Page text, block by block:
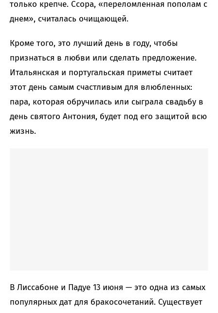
только крепче. Ссора, «переломленная пополам с
днем», считалась очищающей.
Кроме того, это лучший день в году, чтобы
признаться в любви или сделать предложение.
Итальянская и португальская приметы считает
этот день самым счастливым для влюбленных:
пара, которая обручилась или сыграла свадьбу в
день святого Антония, будет под его защитой всю
жизнь.
В Лиссабоне и Падуе 13 июня — это одна из самых
популярных дат для бракосочетаний. Существует